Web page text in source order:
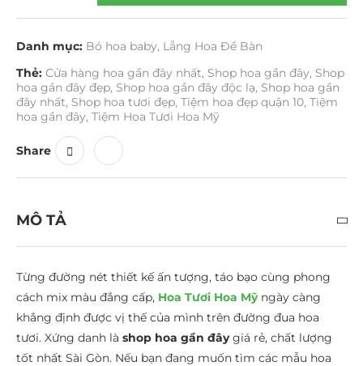
Danh mục: Bó hoa baby, Lẵng Hoa Để Bàn
Thẻ: Cửa hàng hoa gần đây nhất, Shop hoa gần đây, Shop
hoa gần đây đẹp, Shop hoa gần đây độc lạ, Shop hoa gần
đây nhất, Shop hoa tươi đẹp, Tiệm hoa đẹp quận 10, Tiệm
hoa gần đây, Tiệm Hoa Tươi Hoa Mỹ
Share
MÔ TẢ
Từng đường nét thiết kế ấn tượng, táo bạo cùng phong
cách mix màu đẳng cấp, Hoa Tươi Hoa Mỹngày càng
khẳng định được vị thế của mình trên đường đua hoa
tươi. Xứng danh là shop hoa gần đâygiá rẻ, chất lượng
tốt nhất Sài Gòn. Nếu bạn đang muốn tìm các mẫu hoa